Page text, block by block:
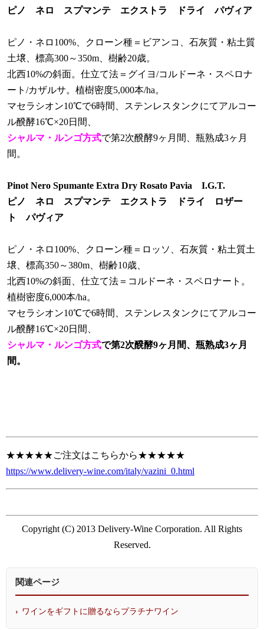
ピノ ネロ スプマンテ エクストラ ドライ パヴィア
ピノ・ネロ100%、クローン種＝ビアンコ、石灰質・粘土質
土壌、標高300～350m、樹齢20歳。
北西10%の斜面。仕立て法＝グイヨ/コルドーネ・スペロナ
ート/カザルサ。植樹密度5,000本/ha。
マセラシオン10℃で6時間、ステンレスタンクにてアルコー
ル醗酵16℃×20日間、
シャルマ・ルンゴ方式で第2次醗酵9ヶ月間、瓶熟成3ヶ月
間。
Pinot Nero Spumante Extra Dry Rosato Pavia I.G.T.
ピノ ネロ スプマンテ エクストラ ドライ ロザー
ト パヴィア
ピノ・ネロ100%、クローン種＝ロッソ、石灰質・粘土質土
壌、標高350～380m、樹齢10歳、
北西10%の斜面、仕立て法＝コルドーネ・スペロナート。
植樹密度6,000本/ha。
マセラシオン10℃で6時間、ステンレスタンクにてアルコー
ル醗酵16℃×20日間、
シャルマ・ルンゴ方式で第2次醗酵9ヶ月間、瓶熟成3ヶ月
間。
★★★★★ご注文はこちらから★★★★★
https://www.delivery-wine.com/italy/vazini_0.html
Copyright (C) 2013 Delivery-Wine Corporation. All Rights
Reserved.
関連ページ
ワインをギフトに贈るならプラチナワイン